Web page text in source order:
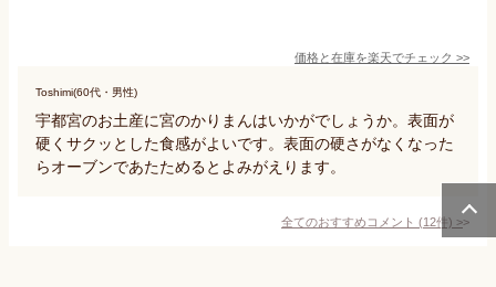
価格と在庫を楽天でチェック >>
Toshimi(60代・男性)
宇都宮のお土産に宮のかりまんはいかがでしょうか。表面が
硬くサクッとした食感がよいです。表面の硬さがなくなった
らオーブンであたためるとよみがえります。
全てのおすすめコメント (12件) >